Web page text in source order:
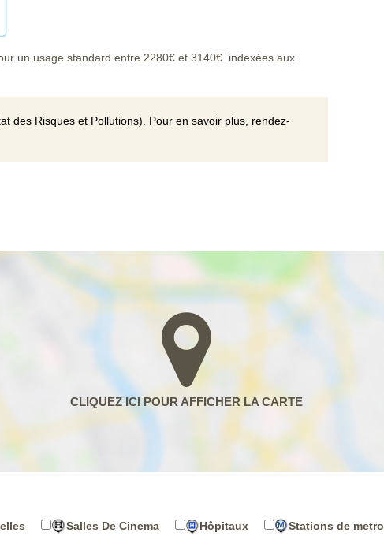
un usage standard entre 2280€ et 3140€. indexées aux
des Risques et Pollutions). Pour en savoir plus, rendez-
Salles De Cinema Hôpitaux Stations de metro